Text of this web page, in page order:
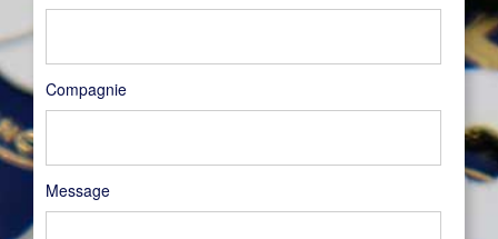
Compagnie
Message